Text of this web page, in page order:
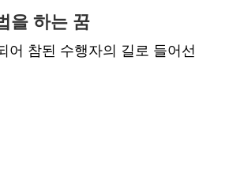
을 하는 꿈
어 참된 수행자의 길로 들어선